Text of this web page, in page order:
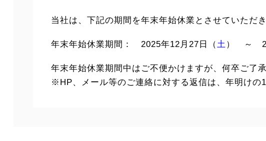
当社は、下記の期間を年末年始休業とさせていただき
年末年始休業期間： 2025年12月27日（土） ～
年末年始休業期間中はご不便かけますが、何卒ご了
※HP、メール等のご連絡に対する返信は、年明けの